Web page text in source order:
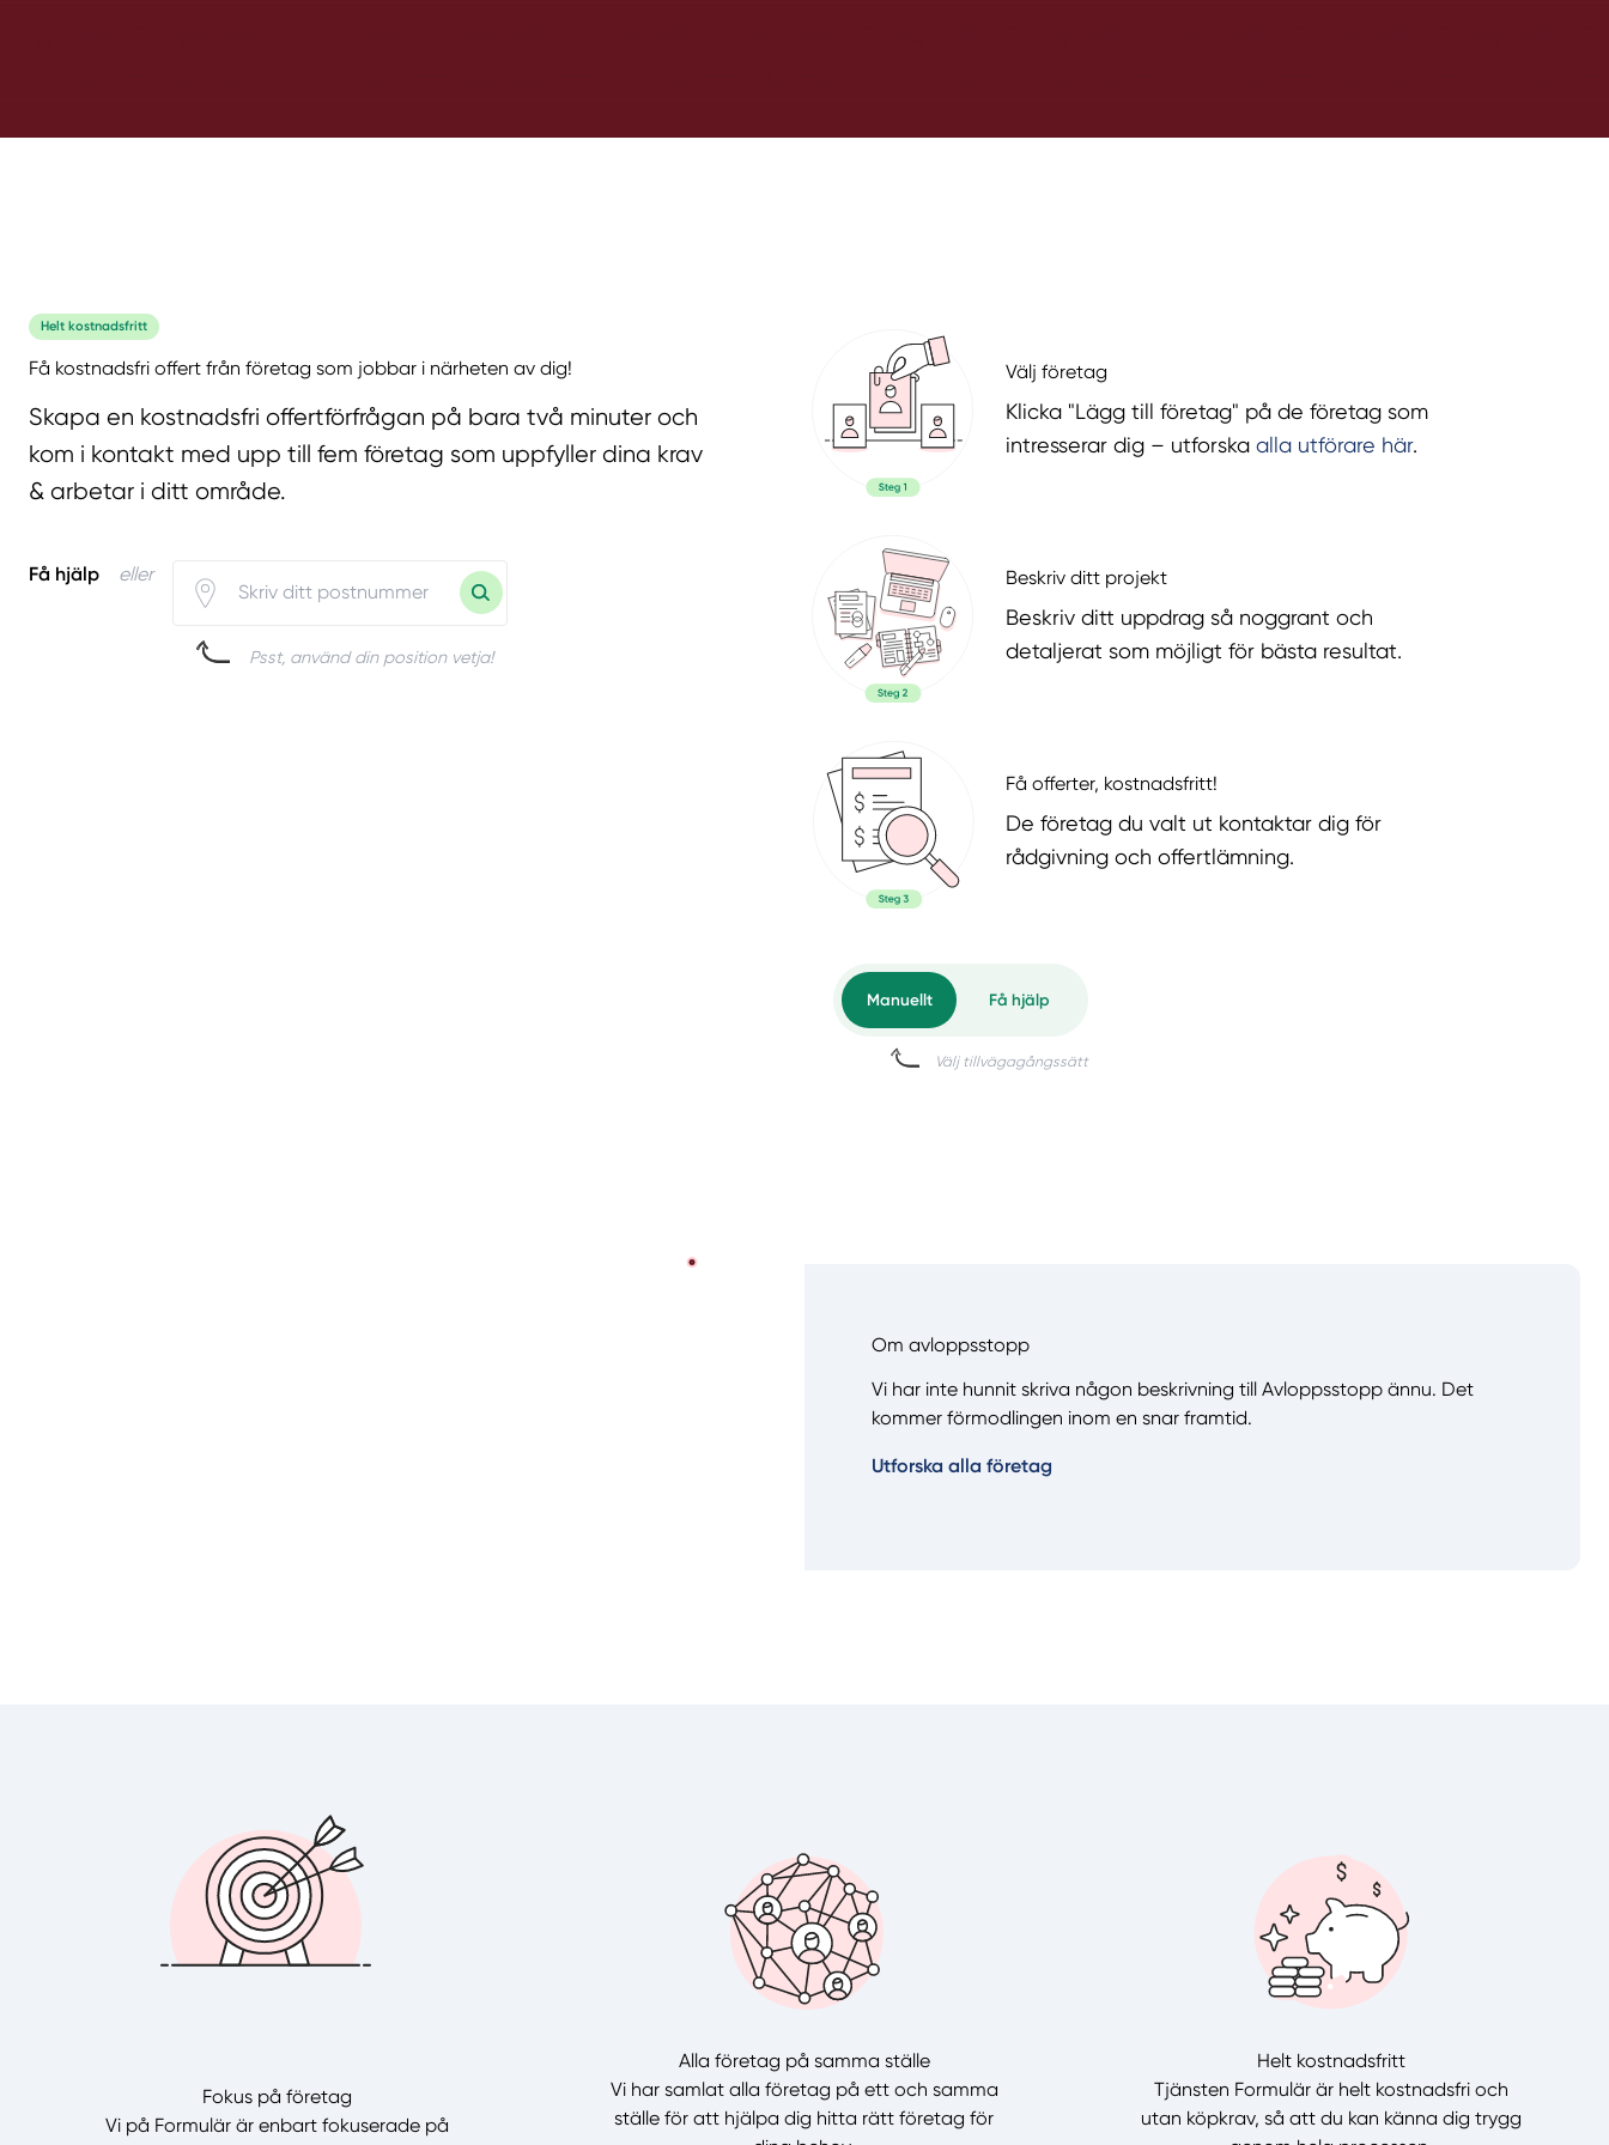
Helt kostnadsfritt
Få kostnadsfri offert från företag som jobbar i närheten av dig!
Skapa en kostnadsfri offertförfrågan på bara två minuter och
kom i kontakt med upp till fem företag som uppfyller dina krav
& arbetar i ditt område.
Få hjälp eller
Psst, använd din position vetja!
Välj företag
Klicka "Lägg till företag" på de företag som
intresserar dig – utforska alla utförare här.
Beskriv ditt projekt
Beskriv ditt uppdrag så noggrant och
detaljerat som möjligt för bästa resultat.
Få offerter, kostnadsfritt!
De företag du valt ut kontaktar dig för
rådgivning och offertlämning.
Manuellt
Om avloppsstopp
Vi har inte hunnit skriva någon beskrivning till Avloppsstopp ännu. Det
kommer förmodlingen inom en snar framtid.
Utforska alla företag
Fokus på företag
Vi på Formulär är enbart fokuserade på
Alla företag på samma ställe
Vi har samlat alla företag på ett och samma
ställe för att hjälpa dig hitta rätt företag för
Helt kostnadsfritt
Tjänsten Formulär är helt kostnadsfri och
utan köpkrav, så att du kan känna dig trygg